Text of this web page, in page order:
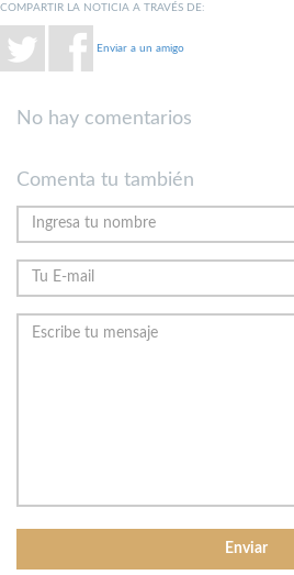
COMPARTIR LA NOTICIA A TRAVÉS DE:
Enviar a un amigo
No hay comentarios
Comenta tu también